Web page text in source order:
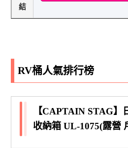
結
RV桶人氣排行榜
【CAPTAIN STAG】
收納箱 UL-1075(露營